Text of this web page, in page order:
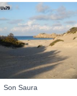
Son Saura
Us79